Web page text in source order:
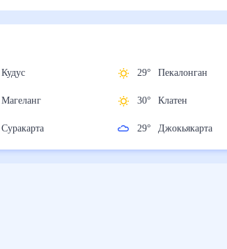
Кудус
Магеланг
Суракарта
29° Пекалонган
30° Клатен
29° Джокьякарта